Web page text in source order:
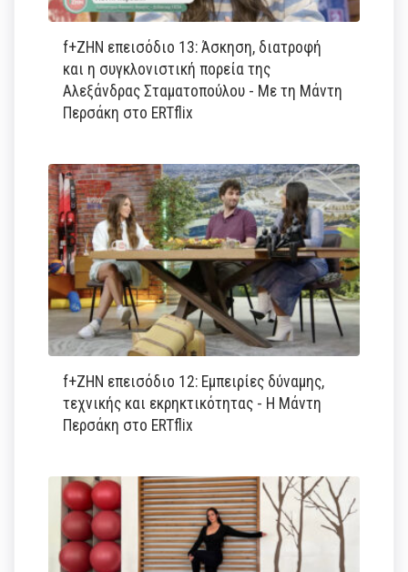
f+ΖΗΝ επεισόδιο 13: Άσκηση, διατροφή
και η συγκλονιστική πορεία της
Αλεξάνδρας Σταματοπούλου - Με τη Μάντη
Περσάκη στο ERTflix
f+ΖΗΝ επεισόδιο 12: Εμπειρίες δύναμης,
τεχνικής και εκρηκτικότητας - Η Μάντη
Περσάκη στο ERTflix